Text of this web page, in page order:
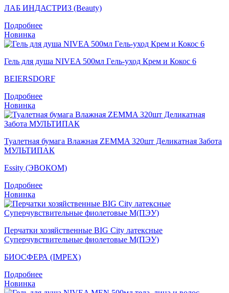
ЛАБ ИНДАСТРИЗ (Beauty)
Подробнее
Новинка
Гель для душа NIVEA 500мл Гeль-уход Крем и Кокос 6
BEIERSDORF
Подробнее
Новинка
Туалетная бумага Влажная ZEMMA 320шт Деликатная Забота
МУЛЬТИПАК
Essity (ЭВОКОМ)
Подробнее
Новинка
Перчатки хозяйственные BIG City латексные
Суперчувствительные фиолетовые M(ПЭУ)
БИОСФЕРА (IMPEX)
Подробнее
Новинка